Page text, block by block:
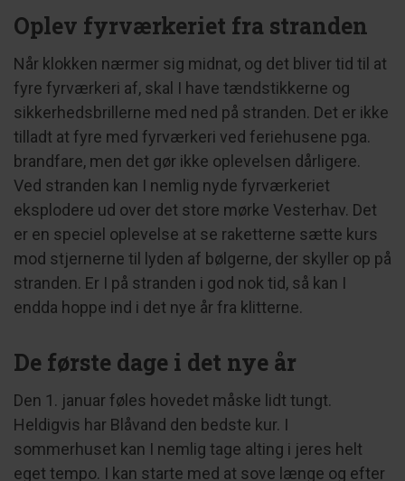
Oplev fyrværkeriet fra stranden
Når klokken nærmer sig midnat, og det bliver tid til at
fyre fyrværkeri af, skal I have tændstikkerne og
sikkerhedsbrillerne med ned på stranden. Det er ikke
tilladt at fyre med fyrværkeri ved feriehusene pga.
brandfare, men det gør ikke oplevelsen dårligere.
Ved stranden kan I nemlig nyde fyrværkeriet
eksplodere ud over det store mørke Vesterhav. Det
er en speciel oplevelse at se raketterne sætte kurs
mod stjernerne til lyden af bølgerne, der skyller op på
stranden. Er I på stranden i god nok tid, så kan I
endda hoppe ind i det nye år fra klitterne.
De første dage i det nye år
Den 1. januar føles hovedet måske lidt tungt.
Heldigvis har Blåvand den bedste kur. I
sommerhuset kan I nemlig tage alting i jeres helt
eget tempo. I kan starte med at sove længe og efter